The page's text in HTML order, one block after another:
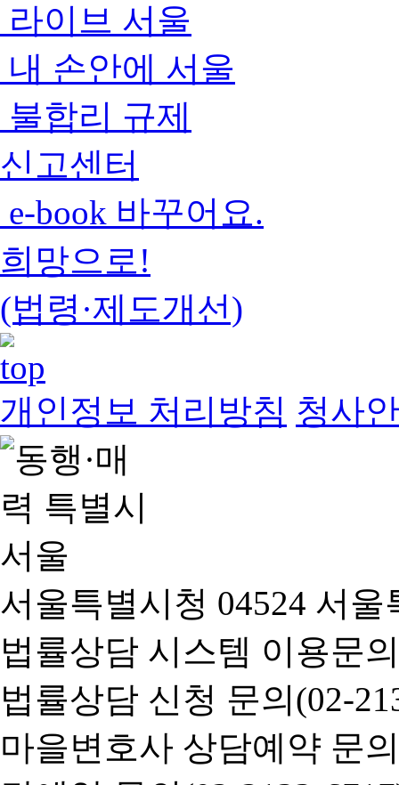
라이브 서울
내 손안에 서울
불합리 규제
신고센터
e-book 바꾸어요.
희망으로!
(법령·제도개선)
개인정보 처리방침 청사
서울특별시청 04524 서
법률상담 시스템 이용문
법률상담 신청 문의(02-
마을변호사 상담예약 문